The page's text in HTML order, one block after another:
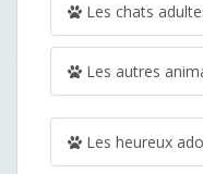
Les chats
Les autres
Les heureux